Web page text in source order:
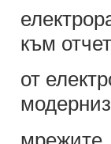
към
от